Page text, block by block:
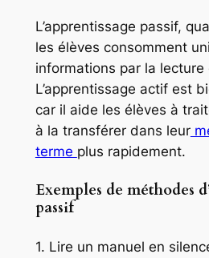
L’apprentissage passif,
les élèves consomment
informations par la lecture
L’apprentissage actif est
car il aide les élèves à
à la transférer dans leur
terme plus rapidement.
Exemples de méthodes
passif
1. Lire un manuel en